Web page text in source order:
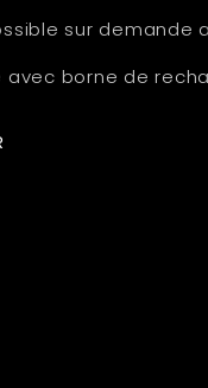
sur demande
avec borne de